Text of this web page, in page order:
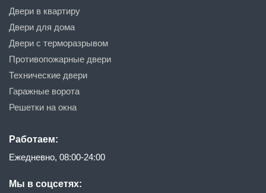
Двери в квартиру
Двери для дома
Двери с терморазрывом
Противопожарные двери
Технические двери
Гаражные ворота
Решетки на окна
Работаем:
Ежедневно, 08:00-24:00
Мы в соцсетях: